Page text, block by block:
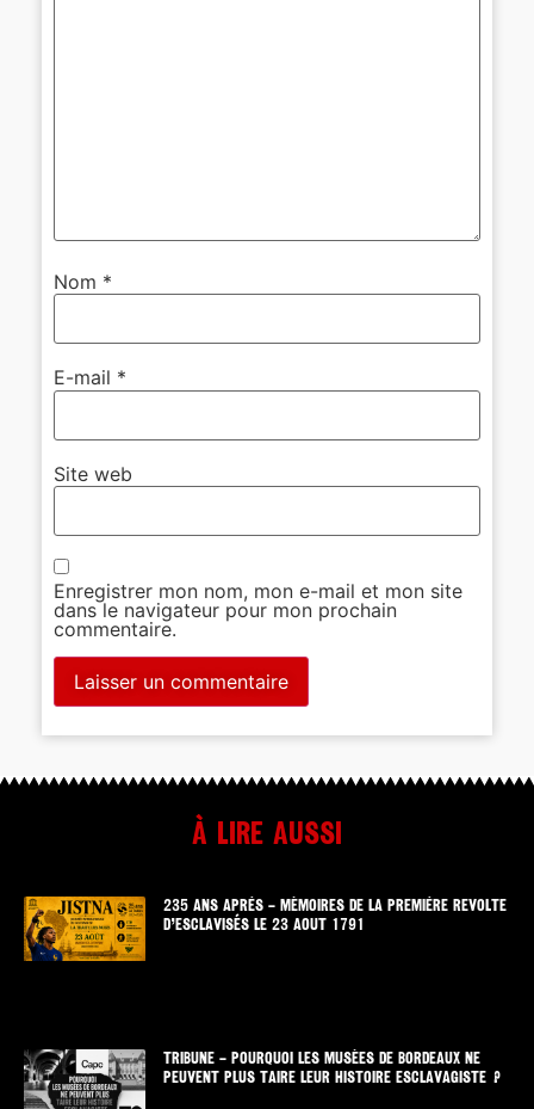
Nom *
E-mail *
Site web
Enregistrer mon nom, mon e-mail et mon site
dans le navigateur pour mon prochain
commentaire.
À lire aussi
235 ANS APRÈS – MÉMOIRES DE LA PREMIÈRE REVOLTE
D’ESCLAVISÉS LE 23 AOUT 1791
TRIBUNE – POURQUOI LES MUSÉES DE BORDEAUX NE
PEUVENT PLUS TAIRE LEUR HISTOIRE ESCLAVAGISTE ?